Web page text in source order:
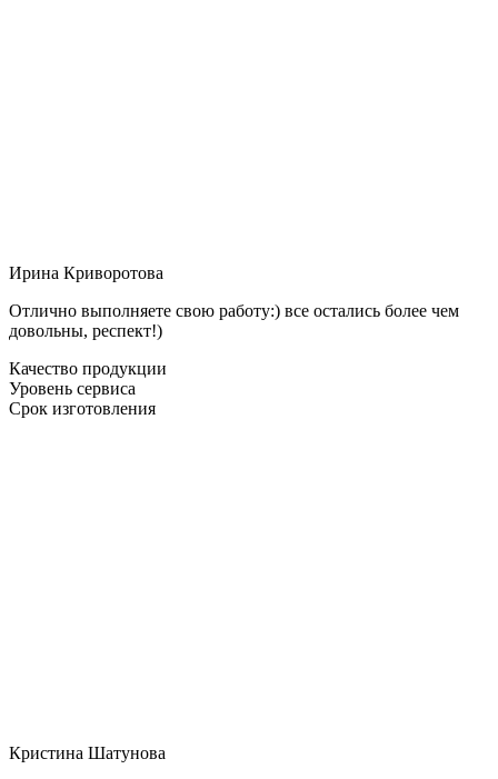
Ирина Криворотова
Отлично выполняете свою работу:) все остались более чем
довольны, респект!)
Качество продукции
Уровень сервиса
Срок изготовления
Кристина Шатунова